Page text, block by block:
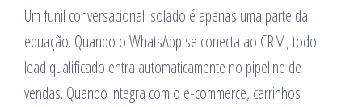
Um funil conversacional isolado é apenas uma parte da
equação. Quando o WhatsApp se conecta ao CRM, todo
lead qualificado entra automaticamente no pipeline de
vendas. Quando integra com o e-commerce, carrinhos